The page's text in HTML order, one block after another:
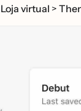
Loja virtual >